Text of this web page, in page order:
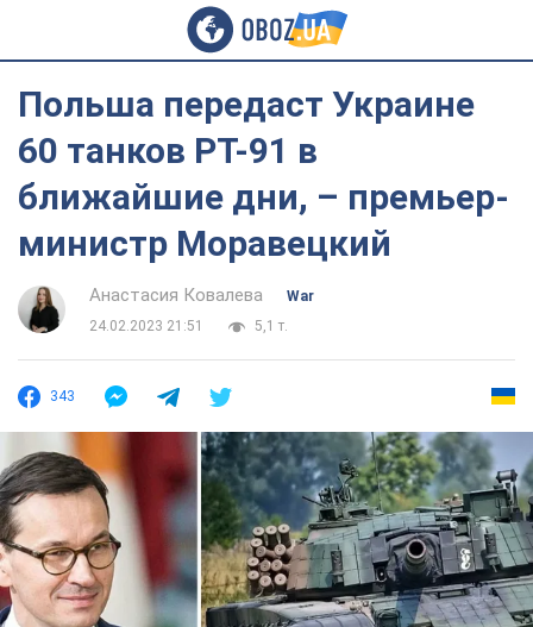
Польша передаст Украине
60 танков PT-91 в
ближайшие дни, – премьер-
министр Моравецкий
Анастасия Ковалева
War
24.02.2023 21:51
5,1 т.
343